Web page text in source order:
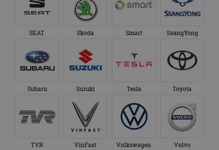
SEAT Skoda Smart SsangYong
Subaru Suzuki Tesla Toyota
TVR VinFast Volkswagen Volvo